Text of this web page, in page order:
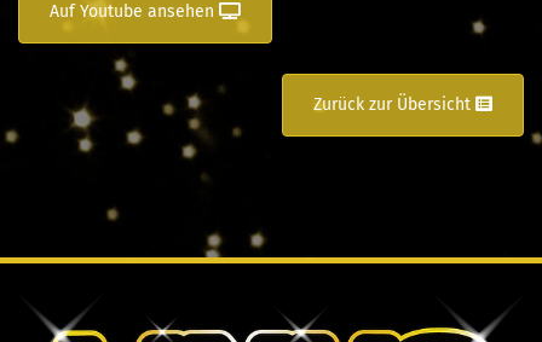
Auf Youtube ansehen
Zurück zur Übersicht